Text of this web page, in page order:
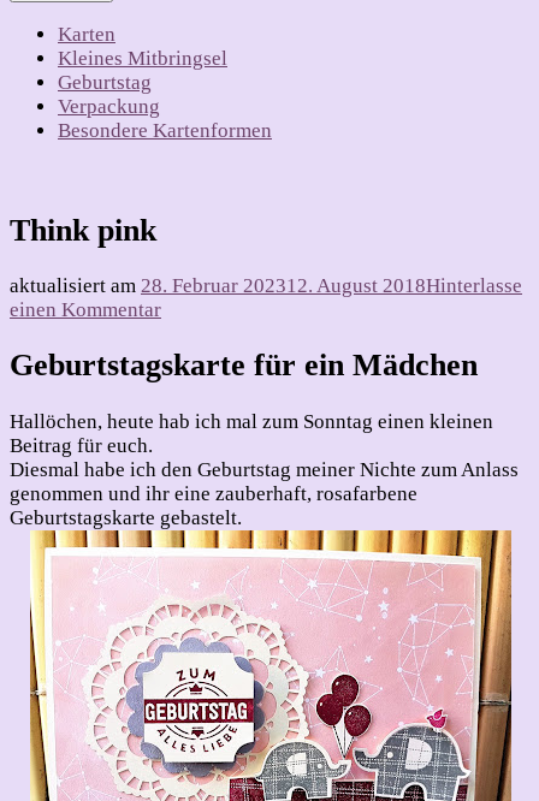
Karten
Kleines Mitbringsel
Geburtstag
Verpackung
Besondere Kartenformen
Think pink
aktualisiert am 28. Februar 202312. August 2018Hinterlasse
einen Kommentarzu
pink
Geburtstagskarte für ein Mädchen
Hallöchen, heute hab ich mal zum Sonntag einen kleinen
Beitrag für euch.
Diesmal habe ich den Geburtstag meiner Nichte zum Anlass
genommen und ihr eine zauberhaft, rosafarbene
Geburtstagskarte gebastelt.